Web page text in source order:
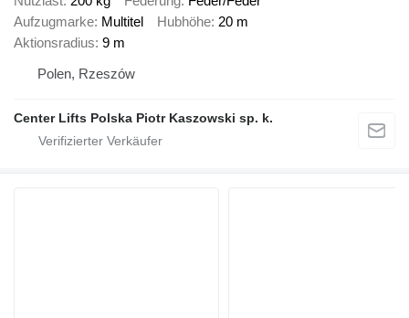
Aufzugmarke Multitel Hubhöhe 20 m
Aktionsradius 9 m
Polen, Rzeszów
Center Lifts Polska Piotr Kaszowski sp. k.